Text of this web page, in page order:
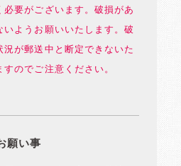
必要がございます。破損があ
いようお願いいたします。破
況が郵送中と断定できないた
のでご注意ください。
願い事